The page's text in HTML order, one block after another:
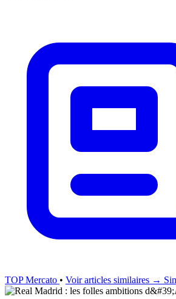
TOP Mercato • Voir articles similaires →